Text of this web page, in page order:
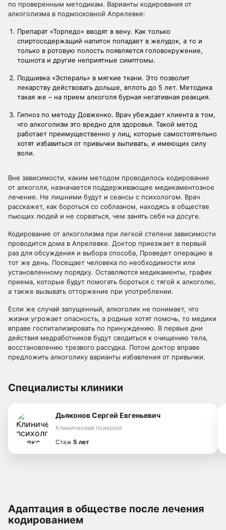
по проверенным методикам. Варианты кодирования от
алкоголизма в подмосковной Апрелевке:
Препарат «Торпедо» вводят в вену. Как только
спиртосодержащий напиток попадает в желудок, а то и
только в ротовую полость появляется головокружение,
тошнота и другие неприятные симптомы.
Подшивка «Эспераль» в мягкие ткани. Это позволит
лекарству действовать дольше, вплоть до 5 лет. Методика
такая же – на прием алкоголя бурная негативная реакция.
Гипноз по методу Довженко. Врач убеждает клиента в том,
что алкоголизм это вредно для здоровья. Такой метод
работает преимущественно у лиц, которые самостоятельно
хотят избавиться от привычки выпивать, и имеющих силу
воли.
Вне зависимости, каким методом проводилось кодирование
от алкоголя, назначается поддерживающее медикаментозное
лечение. Не лишними будут и сеансы с психологом. Врач
расскажет, как бороться со соблазном, находясь в обществе
пьющих людей и не сорваться, чем занять себя на досуге.
Кодирование от алкоголизма при легкой степени зависимости
проводится дома в Апрелевке. Доктор приезжает в первый
раз для обсуждения и выбора способа, Проведет операцию в
тот же день. Посещает человека по необходимости или
установленному порядку. Оставляются медикаменты, график
приема, которые будут помогать бороться с тягой к алкоголю,
а также вызывать отторжение при употреблении.
Если же случай запущенный, алкоголик не понимает, что
жизни угрожает опасность, а родные хотят помочь, то медики
вправе госпитализировать по принуждению. В первые дни
действия медработников будут сводиться к очищению тела,
восстановлению трезвого рассудка. Потом доктор вправе
предложить алкоголику варианты избавления от привычки.
Специалисты клиники
Дьяконов Сергей Евгеньевич
Клинический психолог
Стаж 5 лет
Адаптация в обществе после лечения
кодированием